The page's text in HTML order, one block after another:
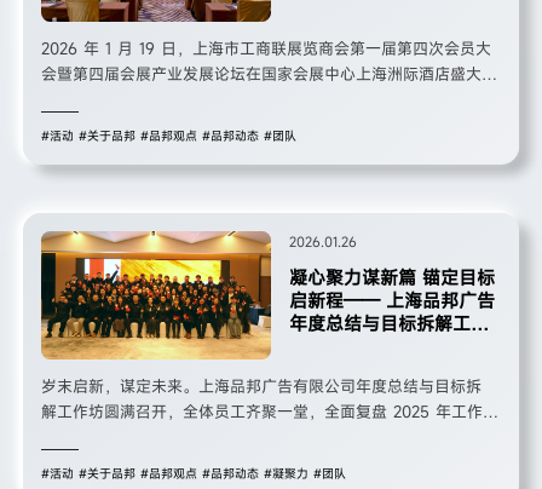
2026 年 1 月 19 日，上海市工商联展览商会第一届第四次会员大
会暨第四届会展产业发展论坛在国家会展中心上海洲际酒店盛大举
堂，共 话上海会展产业发展新机遇。
#活动 #关于品邦 #品邦观点 #品邦动态 #团队
2026.01.26
凝心聚力谋新篇 锚定目标
启新程—— 上海品邦广告
年度总结与目标拆解工作
岁末启新，谋定未来。上海品邦广告有限公司年度总结与目标拆
解工作坊圆满召开，全体员工齐聚一堂，全面复盘 2025 年工作成
力，为新 一年的业务开展蓄力赋能、明确航向。
#活动 #关于品邦 #品邦观点 #品邦动态 #凝聚力 #团队